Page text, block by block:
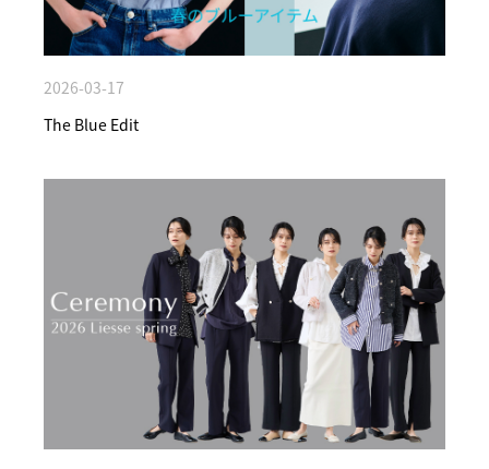
2026-03-17
The Blue Edit